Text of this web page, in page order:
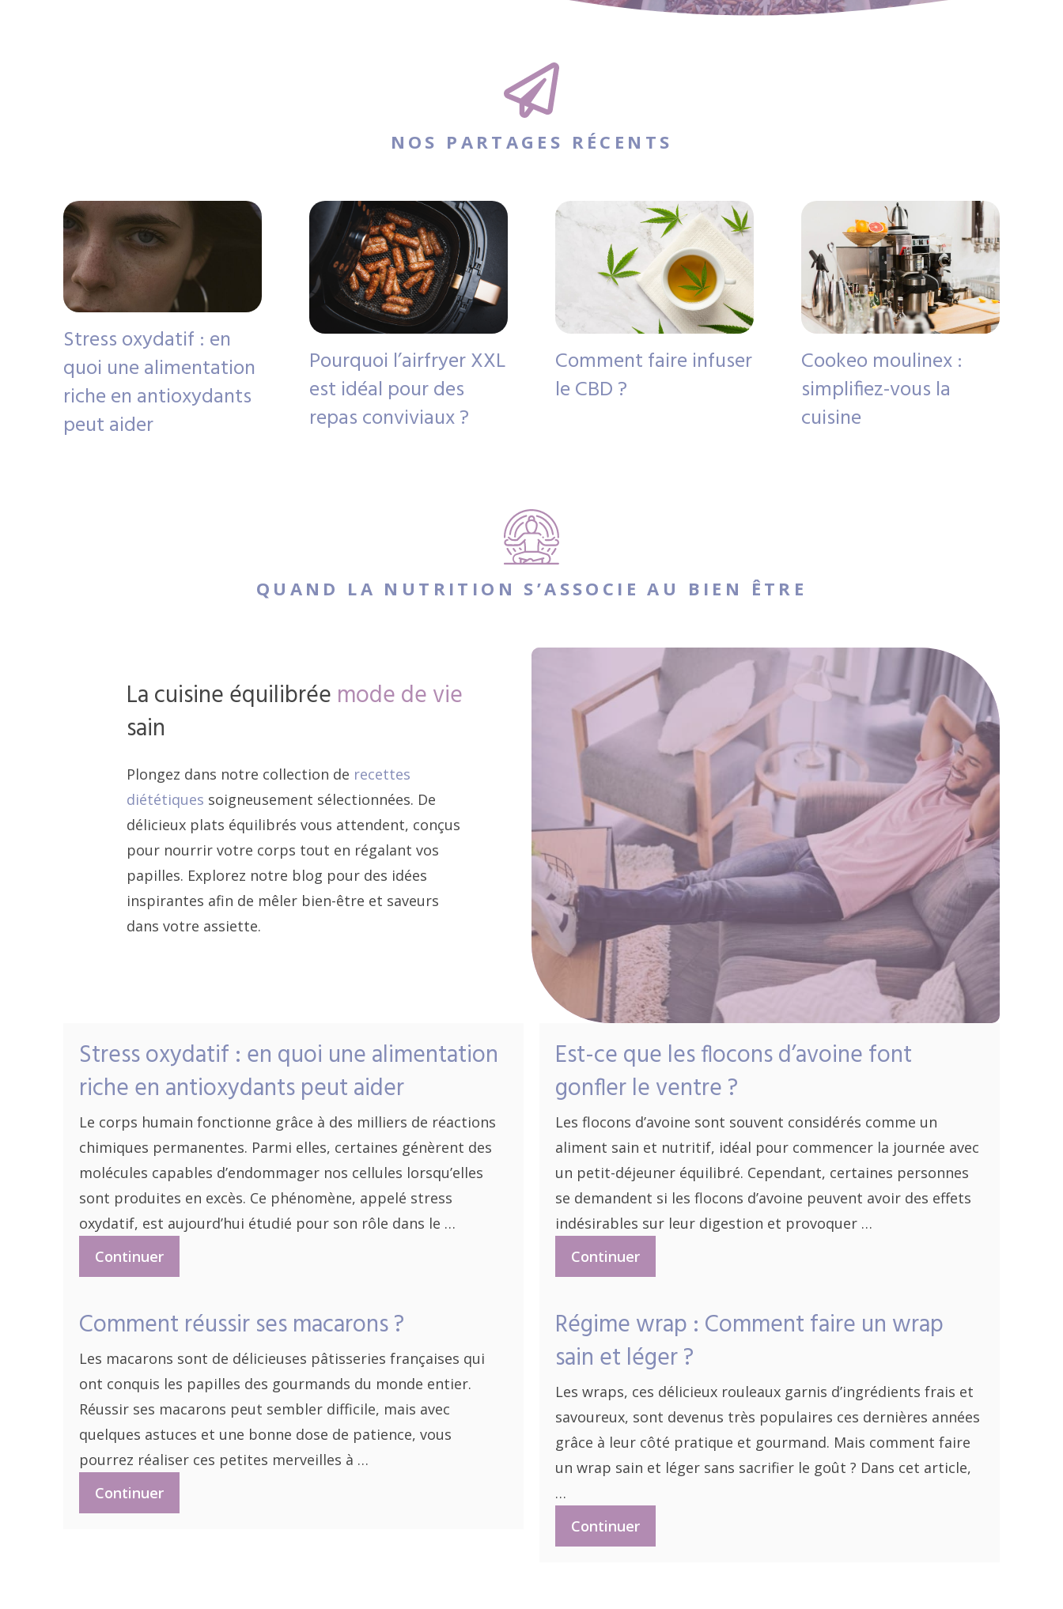
NOS PARTAGES RÉCENTS
Stress oxydatif : en
quoi une alimentation
riche en antioxydants
peut aider
Pourquoi l’airfryer XXL
est idéal pour des
repas conviviaux ?
Comment faire infuser
le CBD ?
Cookeo moulinex :
simplifiez-vous la
cuisine
QUAND LA NUTRITION S’ASSOCIE AU BIEN ÊTRE
La cuisine équilibrée mode de vie
sain
Plongez dans notre collection de recettes
diététiques soigneusement sélectionnées. De
délicieux plats équilibrés vous attendent, conçus
pour nourrir votre corps tout en régalant vos
papilles. Explorez notre blog pour des idées
inspirantes afin de mêler bien-être et saveurs
dans votre assiette.
Stress oxydatif : en quoi une alimentation
riche en antioxydants peut aider
Le corps humain fonctionne grâce à des milliers de réactions
chimiques permanentes. Parmi elles, certaines génèrent des
molécules capables d’endommager nos cellules lorsqu’elles
sont produites en excès. Ce phénomène, appelé stress
oxydatif, est aujourd’hui étudié pour son rôle dans le …
Continuer
Est-ce que les flocons d’avoine font
gonfler le ventre ?
Les flocons d’avoine sont souvent considérés comme un
aliment sain et nutritif, idéal pour commencer la journée avec
un petit-déjeuner équilibré. Cependant, certaines personnes
se demandent si les flocons d’avoine peuvent avoir des effets
indésirables sur leur digestion et provoquer …
Continuer
Comment réussir ses macarons ?
Les macarons sont de délicieuses pâtisseries françaises qui
ont conquis les papilles des gourmands du monde entier.
Réussir ses macarons peut sembler difficile, mais avec
quelques astuces et une bonne dose de patience, vous
pourrez réaliser ces petites merveilles à …
Continuer
Régime wrap : Comment faire un wrap
sain et léger ?
Les wraps, ces délicieux rouleaux garnis d’ingrédients frais et
savoureux, sont devenus très populaires ces dernières années
grâce à leur côté pratique et gourmand. Mais comment faire
un wrap sain et léger sans sacrifier le goût ? Dans cet article,
…
Continuer